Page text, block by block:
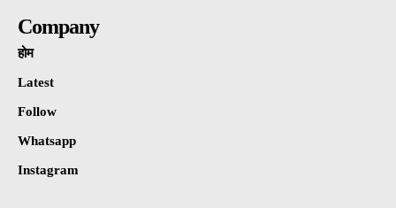
Company
होम
Latest
Follow
Whatsapp
Instagram